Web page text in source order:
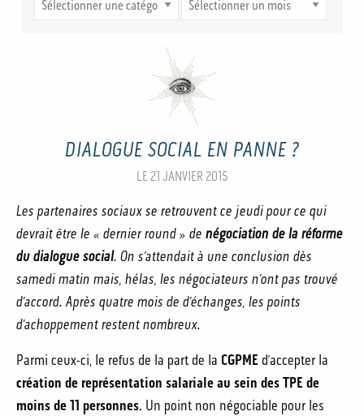
DIALOGUE SOCIAL EN PANNE ?
LE 21 JANVIER 2015
Les partenaires sociaux se retrouvent ce jeudi pour ce qui
devrait être le « dernier round » de négociation de la réforme
du dialogue social. On s’attendait à une conclusion dès
samedi matin mais, hélas, les négociateurs n’ont pas trouvé
d’accord. Après quatre mois de d’échanges, les points
d’achoppement restent nombreux.
Parmi ceux-ci, le refus de la part de la CGPME d’accepter la
création de représentation salariale au sein des TPE de
moins de 11 personnes. Un point non négociable pour les